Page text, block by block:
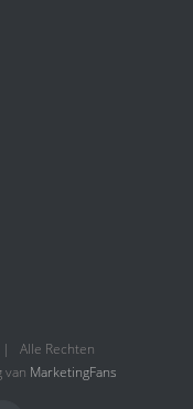
Alle Rechten
MarketingFans